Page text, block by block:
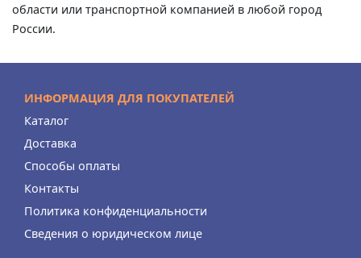
области или транспортной компанией в любой город
России.
ИНФОРМАЦИЯ ДЛЯ ПОКУПАТЕЛЕЙ
Каталог
Доставка
Способы оплаты
Контакты
Политика конфиденциальности
Сведения о юридическом лице